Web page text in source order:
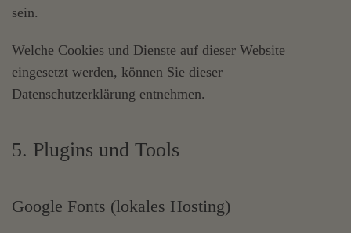
sein.
Welche Cookies und Dienste auf dieser Website
eingesetzt werden, können Sie dieser
Datenschutzerklärung entnehmen.
5. Plugins und Tools
Google Fonts (lokales Hosting)